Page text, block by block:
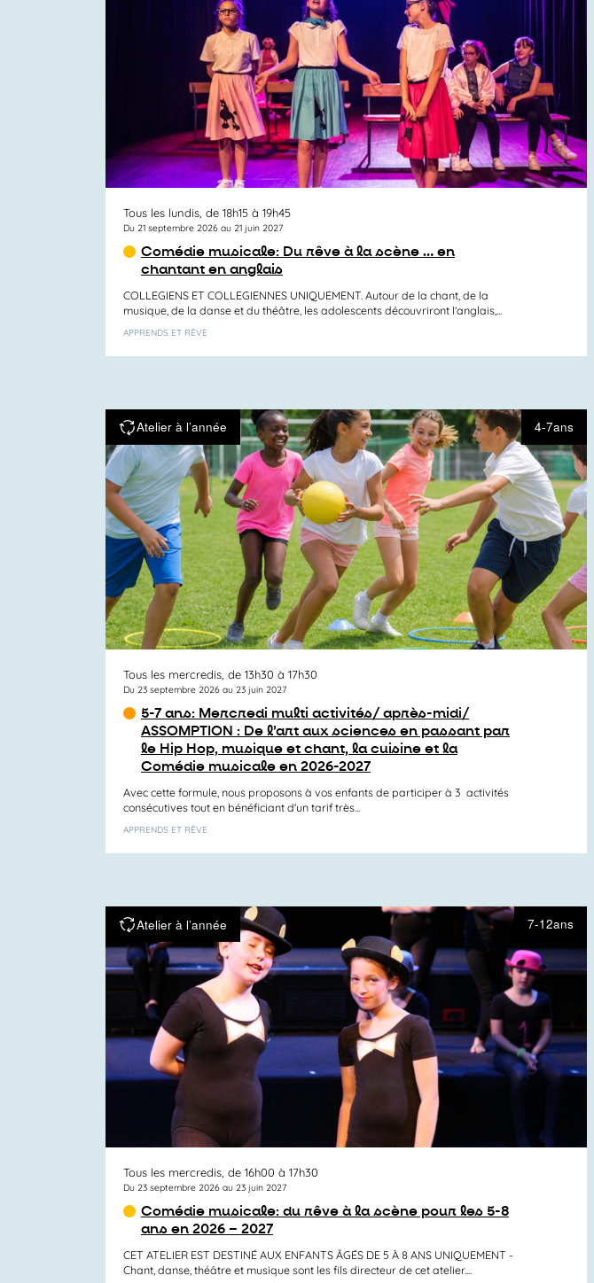
Activités
Tous les lundis, de 18h15 à 19h45
Du 21 septembre 2026 au 21 juin 2027
Comédie musicale: Du rêve à la scène … en
chantant en anglais
COLLEGIENS ET COLLEGIENNES UNIQUEMENT. Autour de la chant, de la
musique, de la danse et du théâtre, les adolescents découvriront l’anglais,...
APPRENDS ET RÊVE
Atelier à l’année 4-7ans
Tous les mercredis, de 13h30 à 17h30
Du 23 septembre 2026 au 23 juin 2027
5-7 ans: Mercredi multi activités/ après-midi/
ASSOMPTION : De l’art aux sciences en passant par
le Hip Hop, musique et chant, la cuisine et la
Comédie musicale en 2026-2027
Avec cette formule, nous proposons à vos enfants de participer à 3 activités
consécutives tout en bénéficiant d'un tarif très...
APPRENDS ET RÊVE
Atelier à l’année 7-12ans
Tous les mercredis, de 16h00 à 17h30
Du 23 septembre 2026 au 23 juin 2027
Comédie musicale: du rêve à la scène pour les 5-8
ans en 2026 – 2027
CET ATELIER EST DESTINÉ AUX ENFANTS ÂGÉS DE 5 À 8 ANS UNIQUEMENT -
Chant, danse, théâtre et musique sont les fils directeur de cet atelier....